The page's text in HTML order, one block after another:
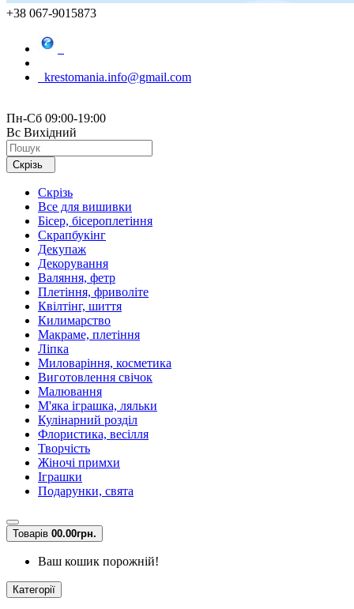
+38 067-9015873
krestomania.info@gmail.com
Пн-Сб 09:00-19:00
Вс Вихідний
Скрізь
Скрізь
Все для вишивки
Бісер, бісероплетіння
Скрапбукінг
Декупаж
Декорування
Валяння, фетр
Плетіння, фриволіте
Квілтінг, шиття
Килимарство
Макраме, плетіння
Ліпка
Миловаріння, косметика
Виготовлення свічок
Малювання
М'яка іграшка, ляльки
Кулінарний розділ
Флористика, весілля
Творчість
Жіночі примхи
Іграшки
Подарунки, свята
Товарів 00.00грн.
Ваш кошик порожній!
Категорії